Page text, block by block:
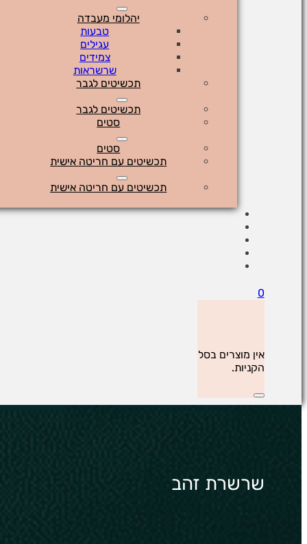
יהלומי מעבדה
טבעות
עגילים
צמידים
שרשראות
תכשיטים לגבר
תכשיטים לגבר
סטים
סטים
תכשיטים עם חריטה אישית
תכשיטים עם חריטה אישית
0
אין מוצרים בסל
הקניות.
שרשרת זהב